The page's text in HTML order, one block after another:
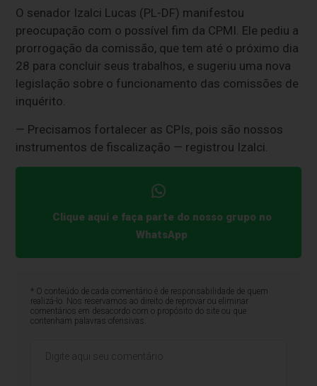
O senador Izalci Lucas (PL-DF) manifestou
preocupação com o possível fim da CPMI. Ele pediu a
prorrogação da comissão, que tem até o próximo dia
28 para concluir seus trabalhos, e sugeriu uma nova
legislação sobre o funcionamento das comissões de
inquérito.
— Precisamos fortalecer as CPIs, pois são nossos
instrumentos de fiscalização — registrou Izalci.
Clique aqui e faça parte do nosso grupo no
WhatsApp
* O conteúdo de cada comentário é de responsabilidade de quem
realizá-lo. Nos reservamos ao direito de reprovar ou eliminar
comentários em desacordo com o propósito do site ou que
contenham palavras ofensivas.